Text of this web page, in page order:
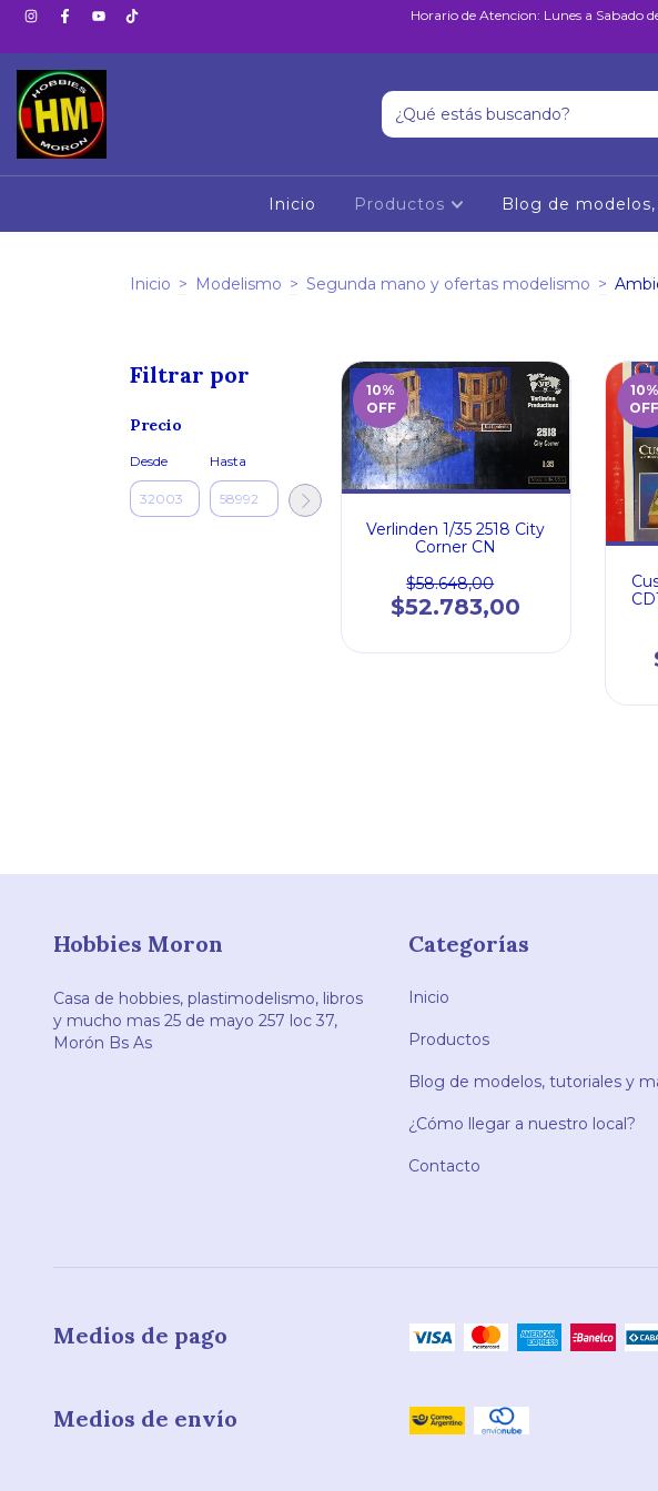
Horario de Atencion: Lunes a Sabado
Inicio Productos Blog de
Inicio > Modelismo > Segunda mano y ofertas modelismo >
Filtrar por
Precio
Desde Hasta
10%
OFF
Verlinden 1/35 2518 City
Corner CN
$58.648,00
$52.783,00
10%
OFF
Hobbies Moron
Casa de hobbies, plastimodelismo, libros
y mucho mas 25 de mayo 257 loc 37,
Morón Bs As
Categorías
Inicio
Productos
Blog de modelos, tutoriales y
¿Cómo llegar a nuestro local?
Contacto
Medios de pago
Medios de envío